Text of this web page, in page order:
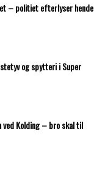
– politiet efterlyser hende
og spytteri i Super
ved Kolding – bro skal til